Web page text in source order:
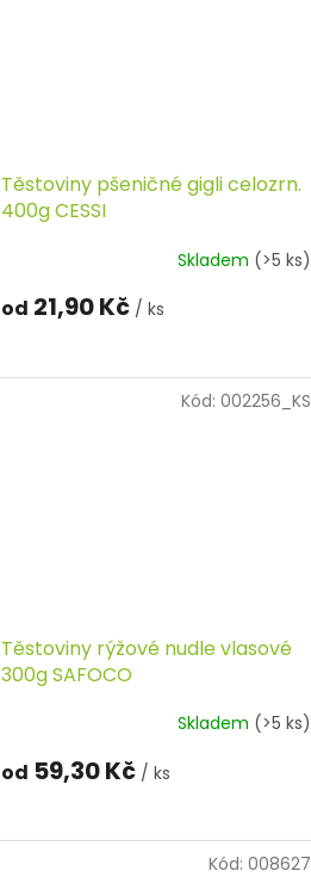
Těstoviny pšeničné gigli celozrn.
400g CESSI
Skladem (>5 ks)
od 21,90 Kč / ks
Těstoviny rýžové nudle vlasové
300g SAFOCO
Skladem (>5 ks)
od 59,30 Kč / ks
Kód: 002256_KS
Kód: 008627